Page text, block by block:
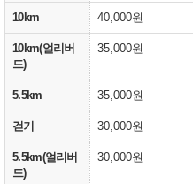
10km 40,000원
10km(얼리버
드)
35,000원
5.5km 35,000원
걷기 30,000원
5.5km(얼리버
드)
30,000원